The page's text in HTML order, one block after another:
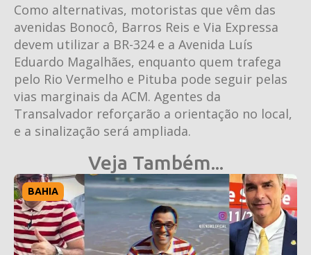
Como alternativas, motoristas que vêm das
avenidas Bonocô, Barros Reis e Via Expressa
devem utilizar a BR-324 e a Avenida Luís
Eduardo Magalhães, enquanto quem trafega
pelo Rio Vermelho e Pituba pode seguir pelas
vias marginais da ACM. Agentes da
Transalvador reforçarão a orientação no local,
e a sinalização será ampliada.
Veja Também...
BAHIA